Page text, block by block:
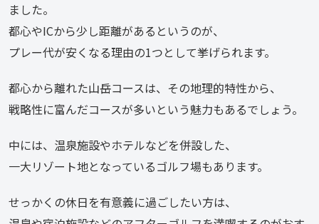
ました。
都心やICから少し距離があるというのが、
プレー代が安くなる理由の1つとして挙げられます。
都心から離れた山岳コースは、その地理的特性から、
戦略性に富んだコースが多いという魅力もあるでしょう。
中には、温泉施設やホテルなどを併設した、
一大リゾート地となっているゴルフ場もあります。
せっかくの休日を有意義に過ごしたい方は、